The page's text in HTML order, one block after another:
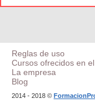
Reglas de uso
Cursos ofrecidos en
La empresa
Blog
2014 - 2018 ©